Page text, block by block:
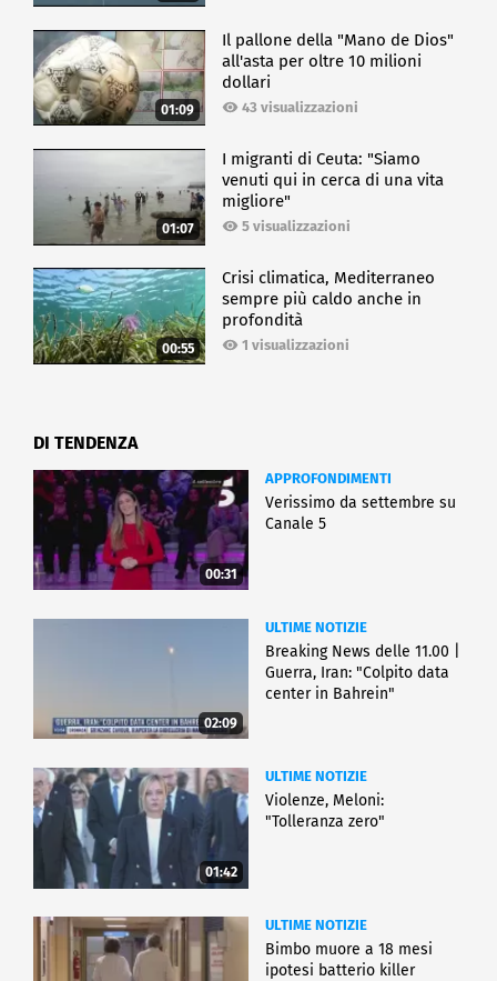
01:09
Il pallone della "Mano de Dios"
all'asta per oltre 10 milioni
dollari
43 visualizzazioni
01:07
I migranti di Ceuta: "Siamo
venuti qui in cerca di una vita
migliore"
5 visualizzazioni
00:55
Crisi climatica, Mediterraneo
sempre più caldo anche in
profondità
1 visualizzazioni
DI TENDENZA
00:31
APPROFONDIMENTI
Verissimo da settembre su
Canale 5
02:09
ULTIME NOTIZIE
Breaking News delle 11.00 |
Guerra, Iran: "Colpito data
center in Bahrein"
01:42
ULTIME NOTIZIE
Violenze, Meloni:
"Tolleranza zero"
ULTIME NOTIZIE
Bimbo muore a 18 mesi
ipotesi batterio killer